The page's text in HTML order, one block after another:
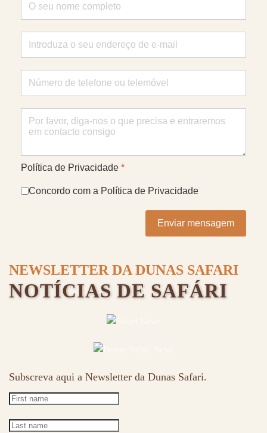
Política de Privacidade *
Concordo com a Política de Privacidade
Enviar mensagem
NEWSLETTER DA DUNAS SAFARI
NOTÍCIAS DE SAFÁRI
Subscreva aqui a Newsletter da Dunas Safari.